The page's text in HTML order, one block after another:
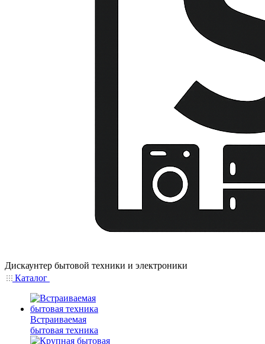
Дискаунтер бытовой техники и электроники
Каталог
Встраиваемая
бытовая техника